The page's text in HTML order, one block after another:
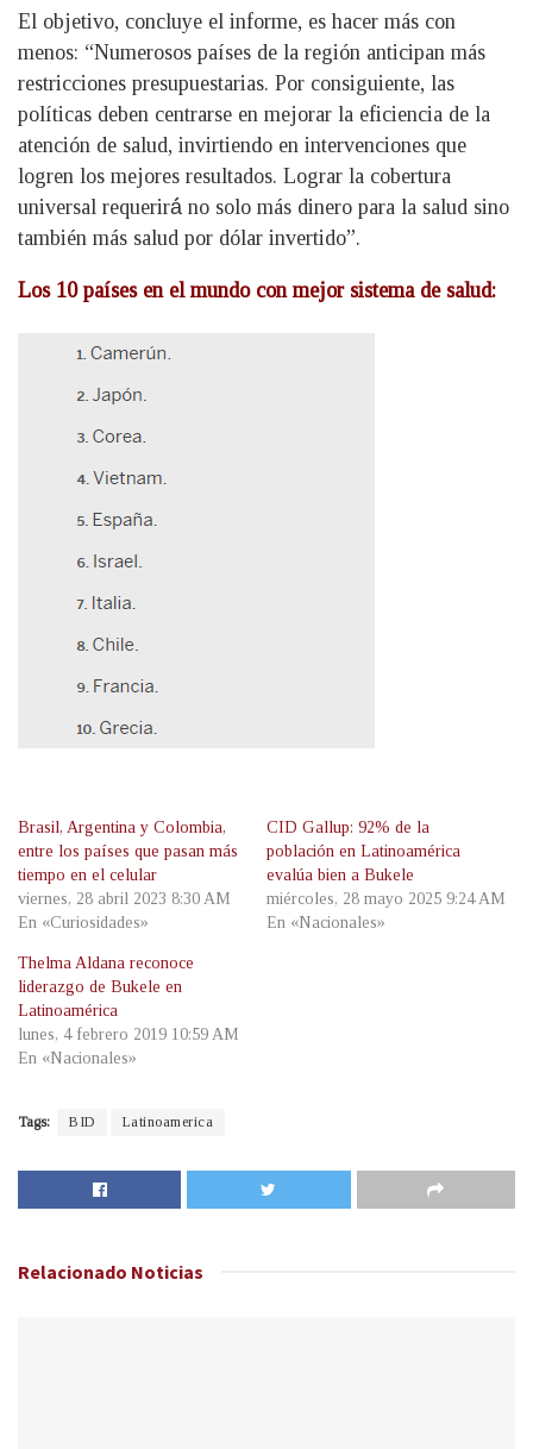
El objetivo, concluye el informe, es hacer más con
menos: “Numerosos países de la región anticipan más
restricciones presupuestarias. Por consiguiente, las
políticas deben centrarse en mejorar la eficiencia de la
atención de salud, invirtiendo en intervenciones que
logren los mejores resultados. Lograr la cobertura
universal requerirá́ no solo más dinero para la salud sino
también más salud por dólar invertido”.
Los 10 países en el mundo con mejor sistema de salud:
Brasil, Argentina y Colombia,
entre los países que pasan más
tiempo en el celular
viernes, 28 abril 2023 8:30 AM
En «Curiosidades»
CID Gallup: 92% de la
población en Latinoamérica
evalúa bien a Bukele
miércoles, 28 mayo 2025 9:24 AM
En «Nacionales»
Thelma Aldana reconoce
liderazgo de Bukele en
Latinoamérica
lunes, 4 febrero 2019 10:59 AM
En «Nacionales»
Tags: BID Latinoamerica
Relacionado Noticias